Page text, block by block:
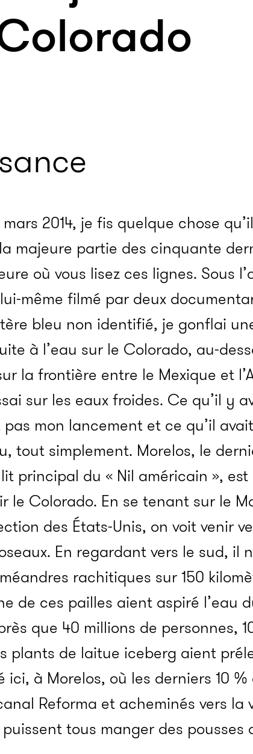
2014, je fis quelque chose
majeure partie des cinquante
où vous lisez ces lignes. Sous
même filmé par deux
bleu non identifié, je gonflai
à l’eau sur le Colorado, au-
la frontière entre le Mexique et
sur les eaux froides. Ce qu’il y
mon lancement et ce qu’il
tout simplement. Morelos, le
principal du « Nil américain », est
le Colorado. En se tenant sur le
des États-Unis, on voit venir
En regardant vers le sud, il
rachitiques sur 150
de ces pailles aient aspiré l’eau
que 40 millions de personnes,
plants de laitue iceberg aient
ici, à Morelos, où les derniers 10
Reforma et acheminés vers
tous manger des pousses